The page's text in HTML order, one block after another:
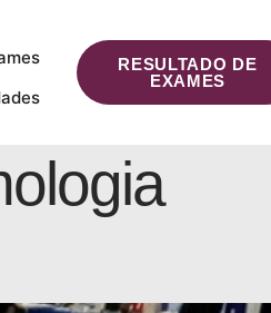
RESULTADO DE
EXAMES